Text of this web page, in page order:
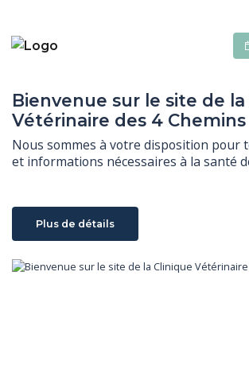
Bienvenue sur le site de
Vétérinaire des 4 Chemins
Nous sommes à votre disposition pour
et informations nécessaires à la santé
Plus de détails